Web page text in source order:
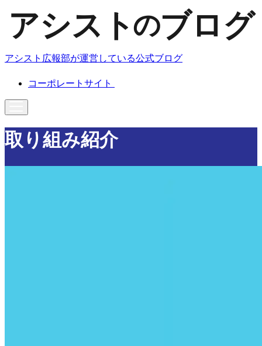
アシスト広報部が運営している公式ブログ
コーポレートサイト
取り組み紹介